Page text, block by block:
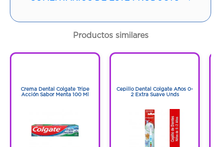
encía removiendo la placa entre los
Se desliza más fácilmente entre los dientes
y no se deshilacha
Productos similares
Crema Dental Colgate Tripe
Acción Sabor Menta 100 Ml
Cepillo Dental Colgate Años 0-
2 Extra Suave Unds